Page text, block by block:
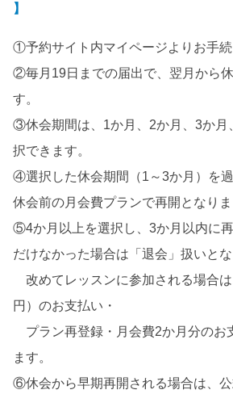
】
①予約サイト内マイページよりお手続
②毎月19日までの届出で、翌月から
す。
③休会期間は、1か月、2か月、3か月
択できます。
④選択した休会期間（1～3か月）を
休会前の月会費プランで再開となりま
⑤4か月以上を選択し、3か月以内に
だけなかった場合は「退会」扱いとな
改めてレッスンに参加される場合
円）のお支払い・
プラン再登録・月会費2か月分のお
ます。
⑥休会から早期再開される場合は、